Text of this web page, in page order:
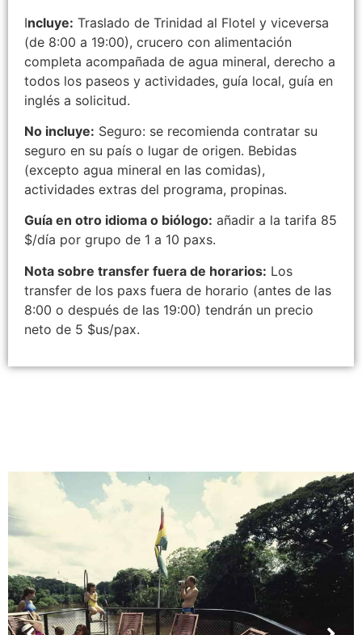
Incluye: Traslado de Trinidad al Flotel y viceversa
(de 8:00 a 19:00), crucero con alimentación
completa acompañada de agua mineral, derecho a
todos los paseos y actividades, guía local, guía en
inglés a solicitud.
No incluye: Seguro: se recomienda contratar su
seguro en su país o lugar de origen. Bebidas
(excepto agua mineral en las comidas),
actividades extras del programa, propinas.
Guía en otro idioma o biólogo: añadir a la tarifa 85
$/día por grupo de 1 a 10 paxs.
Nota sobre transfer fuera de horarios: Los
transfer de los paxs fuera de horario (antes de las
8:00 o después de las 19:00) tendrán un precio
neto de 5 $us/pax.